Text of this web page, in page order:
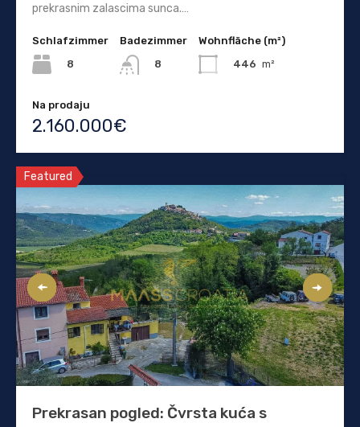
prekrasnim zalascima sunca.…
Schlafzimmer
8
Badezimmer
8
Wohnfläche (m²)
446 m²
Na prodaju
2.160.000€
Featured
Prekrasan pogled: Čvrsta kuća s